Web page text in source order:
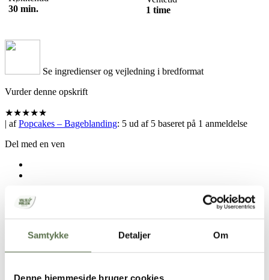
Samtykke Detaljer Om
Denne hjemmeside bruger cookies
30 min.
1 time
Se ingredienser og vejledning i bredformat
Vurder denne opskrift
★★★★★
| afPopcakes – Bageblanding: 5 ud af 5 baseret på 1 anmeldelse
Del med en ven
Din browser understøtter ikke denne funktion
Opskrift
12-15 stk.